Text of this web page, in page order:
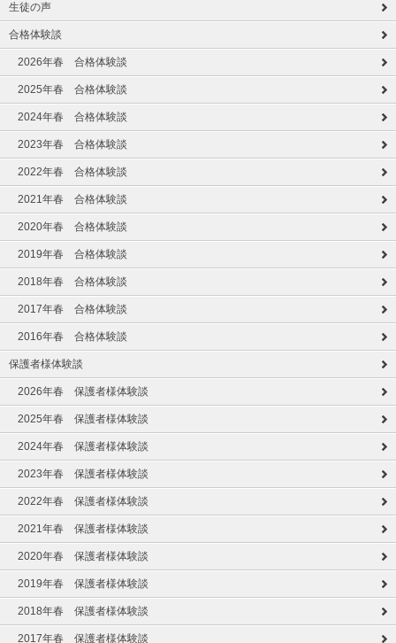
生徒の声
合格体験談
2026年春 合格体験談
2025年春 合格体験談
2024年春 合格体験談
2023年春 合格体験談
2022年春 合格体験談
2021年春 合格体験談
2020年春 合格体験談
2019年春 合格体験談
2018年春 合格体験談
2017年春 合格体験談
2016年春 合格体験談
保護者様体験談
2026年春 保護者様体験談
2025年春 保護者様体験談
2024年春 保護者様体験談
2023年春 保護者様体験談
2022年春 保護者様体験談
2021年春 保護者様体験談
2020年春 保護者様体験談
2019年春 保護者様体験談
2018年春 保護者様体験談
2017年春 保護者様体験談